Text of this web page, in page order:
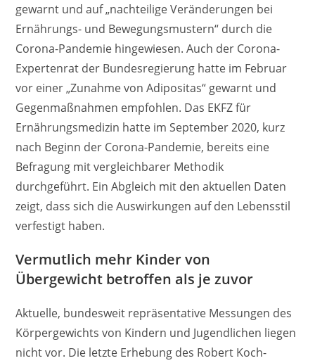
gewarnt und auf „nachteilige Veränderungen bei
Ernährungs- und Bewegungsmustern“ durch die
Corona-Pandemie hingewiesen. Auch der Corona-
Expertenrat der Bundesregierung hatte im Februar
vor einer „Zunahme von Adipositas“ gewarnt und
Gegenmaßnahmen empfohlen. Das EKFZ für
Ernährungsmedizin hatte im September 2020, kurz
nach Beginn der Corona-Pandemie, bereits eine
Befragung mit vergleichbarer Methodik
durchgeführt. Ein Abgleich mit den aktuellen Daten
zeigt, dass sich die Auswirkungen auf den Lebensstil
verfestigt haben.
Vermutlich mehr Kinder von
Übergewicht betroffen als je zuvor
Aktuelle, bundesweit repräsentative Messungen des
Körpergewichts von Kindern und Jugendlichen liegen
nicht vor. Die letzte Erhebung des Robert Koch-